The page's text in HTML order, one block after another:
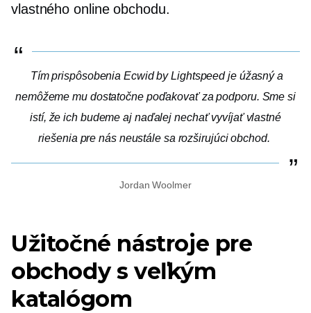
vlastného online obchodu.
Tím prispôsobenia Ecwid by Lightspeed je úžasný a
nemôžeme mu dostatočne poďakovať za podporu. Sme si
istí, že ich budeme aj naďalej nechať vyvíjať vlastné
riešenia pre nás neustále sa rozširujúciobchod.
Jordan Woolmer
Užitočné nástroje pre
obchody s veľkým
katalógom